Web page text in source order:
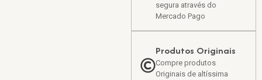
segura através do
Mercado Pago
Produtos Originais
Compre produtos
Originais de altíssima